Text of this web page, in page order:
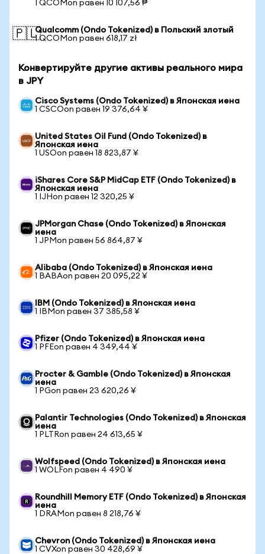
1 QCOMon равен 10 107,56 ₱
🇵🇱Qualcomm (Ondo Tokenized) в Польский злотый
1 QCOMon равен 618,17 zł
Конвертируйте другие активы реального мира
в JPY
Cisco Systems (Ondo Tokenized) в Японская иена
1 CSCOon равен 19 376,64 ¥
United States Oil Fund (Ondo Tokenized) в
Японская иена
1 USOon равен 18 823,87 ¥
iShares Core S&P MidCap ETF (Ondo Tokenized) в
Японская иена
1 IJHon равен 12 320,25 ¥
JPMorgan Chase (Ondo Tokenized) в Японская
иена
1 JPMon равен 56 864,87 ¥
Alibaba (Ondo Tokenized) в Японская иена
1 BABAon равен 20 095,22 ¥
IBM (Ondo Tokenized) в Японская иена
1 IBMon равен 37 385,58 ¥
Pfizer (Ondo Tokenized) в Японская иена
1 PFEon равен 4 349,44 ¥
Procter & Gamble (Ondo Tokenized) в Японская
иена
1 PGon равен 23 620,26 ¥
Palantir Technologies (Ondo Tokenized) в Японская
иена
1 PLTRon равен 24 613,65 ¥
Wolfspeed (Ondo Tokenized) в Японская иена
1 WOLFon равен 4 490 ¥
Roundhill Memory ETF (Ondo Tokenized) в Японская
иена
1 DRAMon равен 8 218,76 ¥
Chevron (Ondo Tokenized) в Японская иена
1 CVXon равен 30 428,69 ¥